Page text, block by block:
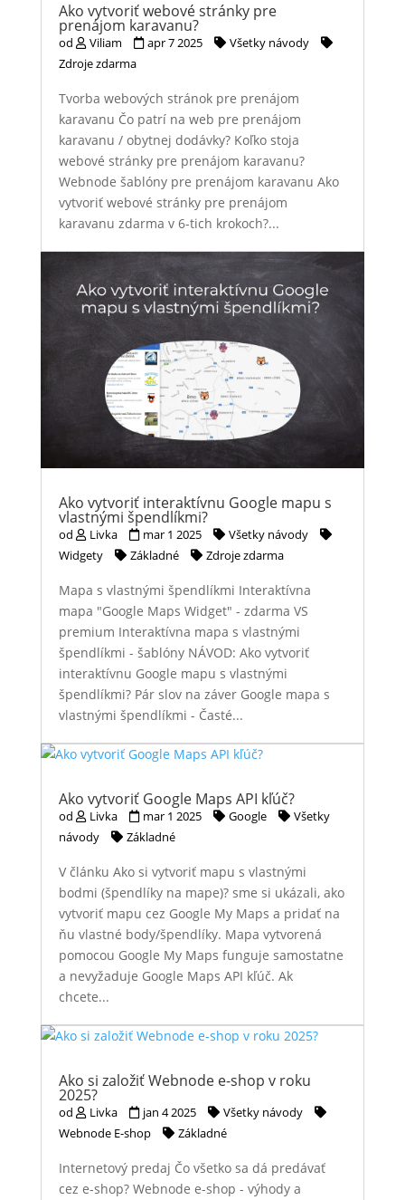
Ako vytvoriť webové stránky pre
prenájom karavanu?
od Viliam apr 7 2025
Všetky návody
Zdroje zdarma
Tvorba webových stránok pre prenájom
karavanu Čo patrí na web pre prenájom
karavanu / obytnej dodávky? Koľko stoja
webové stránky pre prenájom karavanu?
Webnode šablóny pre prenájom karavanu Ako
vytvoriť webové stránky pre prenájom
karavanu zdarma v 6-tich krokoch?...
Ako vytvoriť interaktívnu Google mapu s
vlastnými špendlíkmi?
od Livka mar 1 2025
Všetky návody
Widgety
Základné Zdroje zdarma
Mapa s vlastnými špendlíkmi Interaktívna
mapa "Google Maps Widget" - zdarma VS
premium Interaktívna mapa s vlastnými
špendlíkmi - šablóny NÁVOD: Ako vytvoriť
interaktívnu Google mapu s vlastnými
špendlíkmi? Pár slov na záver Google mapa s
vlastnými špendlíkmi - Časté...
Ako vytvoriť Google Maps API kľúč?
od Livka mar 1 2025 Google
Všetky
návody
Základné
V článku Ako si vytvoriť mapu s vlastnými
bodmi (špendlíky na mape)? sme si ukázali, ako
vytvoriť mapu cez Google My Maps a pridať na
ňu vlastné body/špendlíky. Mapa vytvorená
pomocou Google My Maps funguje samostatne
a nevyžaduje Google Maps API kľúč. Ak
chcete...
Ako si založiť Webnode e-shop v roku
2025?
od Livka jan 4 2025
Všetky návody
Webnode E-shop
Základné
Internetový predaj Čo všetko sa dá predávať
cez e-shop? Webnode e-shop - výhody a